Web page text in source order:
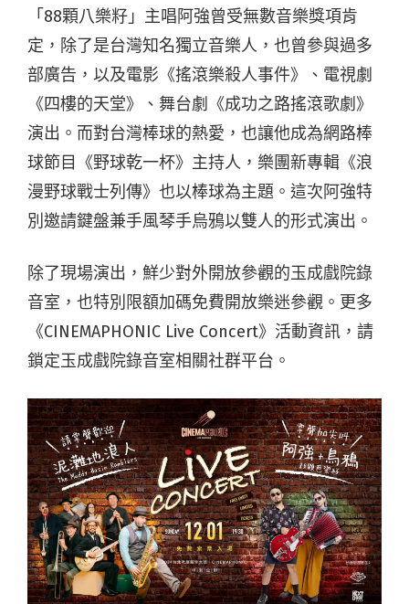
「88顆八樂籽」主唱阿強曾受無數音樂獎項肯
定，除了是台灣知名獨立音樂人，也曾參與過多
部廣告，以及電影《搖滾樂殺人事件》、電視劇
《四樓的天堂》、舞台劇《成功之路搖滾歌劇》
演出。而對台灣棒球的熱愛，也讓他成為網路棒
球節目《野球乾一杯》主持人，樂團新專輯《浪
漫野球戰士列傳》也以棒球為主題。這次阿強特
別邀請鍵盤兼手風琴手烏鴉以雙人的形式演出。
除了現場演出，鮮少對外開放參觀的玉成戲院錄
音室，也特別限額加碼免費開放樂迷參觀。更多
《CINEMAPHONIC Live Concert》活動資訊，請
鎖定玉成戲院錄音室相關社群平台。